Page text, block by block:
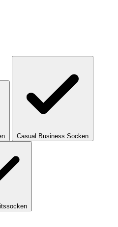
Casual Business Socken